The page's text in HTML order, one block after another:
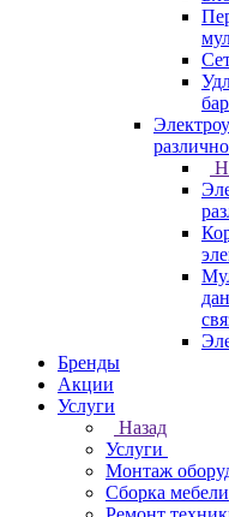
Бренды
Акции
Услуги
Назад
Услуги
Монтаж
Сборка мебели